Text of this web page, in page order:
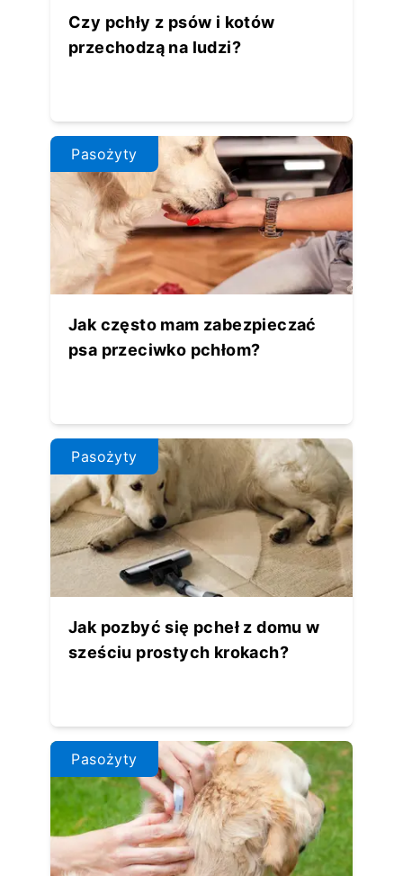
Czy pchły z psów i kotów
przechodzą na ludzi?
Pasożyty
Jak często mam zabezpieczać
psa przeciwko pchłom?
Pasożyty
Jak pozbyć się pcheł z domu w
sześciu prostych krokach?
Pasożyty